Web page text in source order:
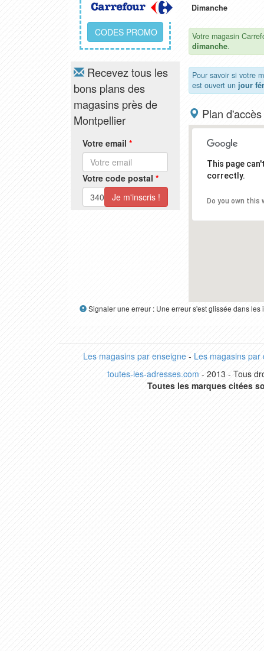
CODES PROMO
Recevez tous les
bons plans des
magasins près de
Montpellier
Votre email *
Votre code postal *
Dimanche
Votre magasin
dimanche.
Pour savoir si votre
est ouvert un jour
Plan d'accès
This page
correctly.
Do you own this
Signaler une erreur : Une erreur s'est glissée dans
Les magasins par enseigne- Les magasins par
toutes-les-adresses.com - 2013 - Tous
Toutes les marques citées